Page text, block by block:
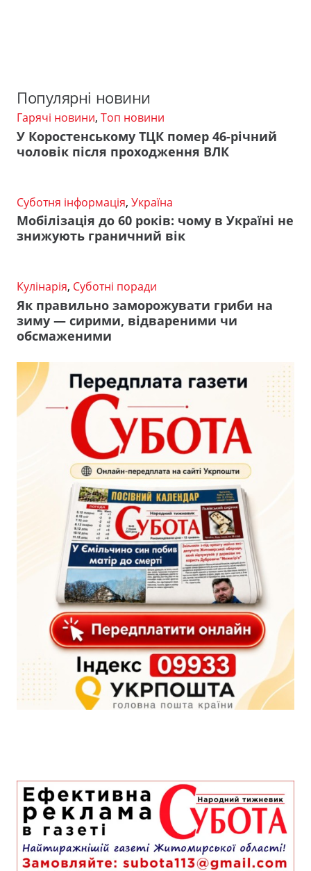
Популярні новини
Гарячі новини, Топ новини
У Коростенському ТЦК помер 46-річний
чоловік після проходження ВЛК
Суботня інформація, Україна
Мобілізація до 60 років: чому в Україні не
знижують граничний вік
Кулінарія, Суботні поради
Як правильно заморожувати гриби на
зиму — сирими, відвареними чи
обсмаженими